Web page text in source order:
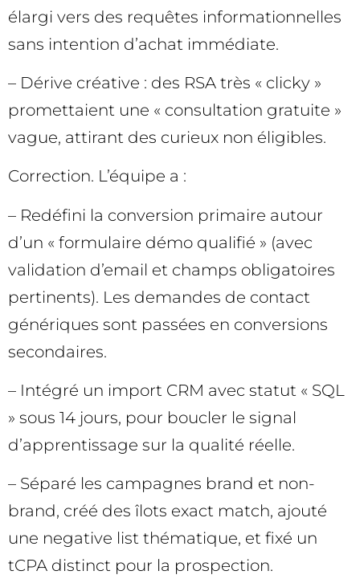
élargi vers des requêtes informationnelles
sans intention d’achat immédiate.
– Dérive créative : des RSA très « clicky »
promettaient une « consultation gratuite »
vague, attirant des curieux non éligibles.
Correction. L’équipe a :
– Redéfini la conversion primaire autour
d’un « formulaire démo qualifié » (avec
validation d’email et champs obligatoires
pertinents). Les demandes de contact
génériques sont passées en conversions
secondaires.
– Intégré un import CRM avec statut « SQL
» sous 14 jours, pour boucler le signal
d’apprentissage sur la qualité réelle.
– Séparé les campagnes brand et non-
brand, créé des îlots exact match, ajouté
une negative list thématique, et fixé un
tCPA distinct pour la prospection.